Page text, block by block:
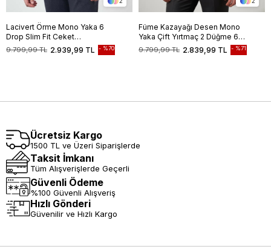
Lacivert Örme Mono Yaka 6
Drop Slim Fit Ceket
1002245151
2.939,99 TL
9.799,99 TL %70
Füme Kazayağı Desen Mono
Yaka Çift Yırtmaç 2 Düğme 6
Drop Slim Fit Classic Ceket
1002245106
2.839,99 TL
9.799,99 TL %71
Ücretsiz Kargo
1500 TL ve Üzeri Siparişlerde
Taksit İmkanı
Tüm Alışverişlerde Geçerli
Güvenli Ödeme
%100 Güvenli Alışveriş
Hızlı Gönderi
Güvenilir ve Hızlı Kargo